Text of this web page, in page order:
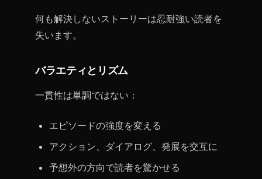
何も解決しないストーリーは忍耐強い読者を
失います。
バラエティとリズム
一貫性は単調ではない：
エピソードの強度を変える
アクション、ダイアログ、発展を交互に
予想外の方向で読者を驚かせる